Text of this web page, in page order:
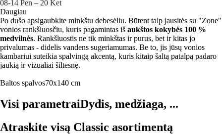
08‑14 Pen – 20 Ket
Daugiau
Po dušo apsigaubkite minkštu debesėliu. Būtent taip jausitės su "Zone"
vonios rankšluosčiu, kuris pagamintas iš aukštos kokybės 100 %
medvilnės. Rankšluostis ne tik minkštas ir purus, bet ir kitas jo
privalumas - didelis vandens sugeriamumas. Be to, jis jūsų vonios
kambariui suteikia spalvingą akcentą, kuris kitaip šaltą patalpą padaro
jaukią ir vizualiai šiltesnę.
Baltos spalvos70x140 cm
Visi parametraiDydis, medžiaga, ...
Atraskite visą Classic asortimentą